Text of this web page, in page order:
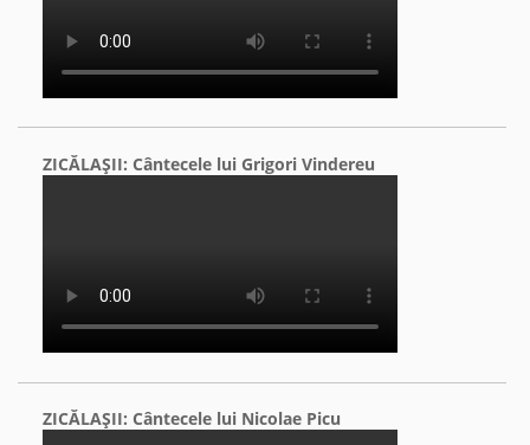
ZICĂLAŞII: Cântecele lui Grigori Vindereu
ZICĂLAŞII: Cântecele lui Nicolae Picu